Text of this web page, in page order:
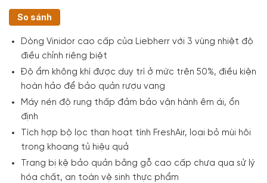
So sánh
Dòng Vinidor cao cấp của Liebherr với 3 vùng nhiệt độ
điều chỉnh riêng biệt
Độ ẩm không khí được duy trì ở mức trên 50%, điều kiện
hoàn hảo để bảo quản rượu vang
Máy nén độ rung thấp đảm bảo vận hành êm ái, ổn
định
Tích hợp bộ lọc than hoạt tính FreshAir, loại bỏ mùi hôi
trong khoang tủ hiệu quả
Trang bị kệ bảo quản bằng gỗ cao cấp chưa qua sử lý
hóa chất, an toàn vệ sinh thực phẩm